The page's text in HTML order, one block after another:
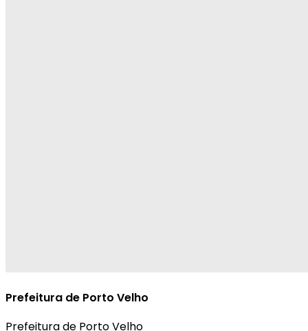
Prefeitura de Porto Velho
Prefeitura de Porto Velho